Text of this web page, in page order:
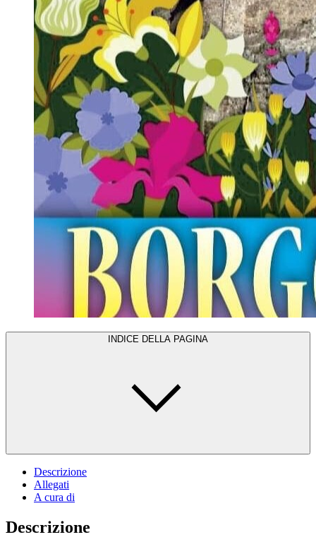
INDICE DELLA PAGINA
Descrizione
Allegati
A cura di
Descrizione